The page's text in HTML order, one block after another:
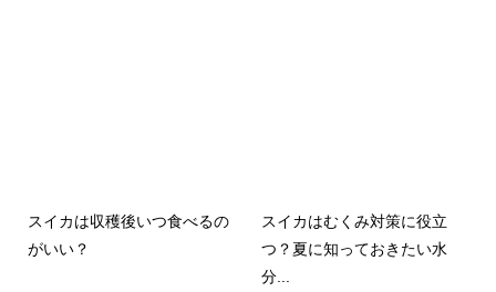
スイカは収穫後いつ食べるの
がいい？
スイカはむくみ対策に役立
つ？夏に知っておきたい水
分...